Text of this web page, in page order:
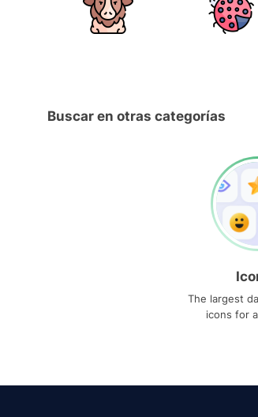
Buscar en otras categorías
The largest
icons for